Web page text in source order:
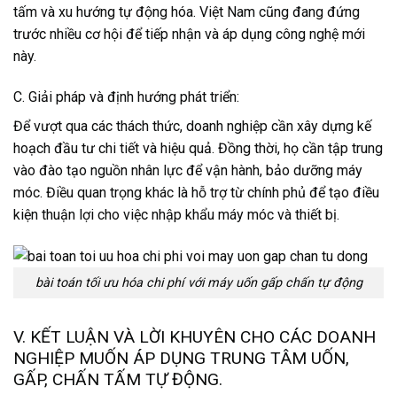
tấm và xu hướng tự động hóa. Việt Nam cũng đang đứng
trước nhiều cơ hội để tiếp nhận và áp dụng công nghệ mới
này.
C. Giải pháp và định hướng phát triển:
Để vượt qua các thách thức, doanh nghiệp cần xây dựng kế
hoạch đầu tư chi tiết và hiệu quả. Đồng thời, họ cần tập trung
vào đào tạo nguồn nhân lực để vận hành, bảo dưỡng máy
móc. Điều quan trọng khác là hỗ trợ từ chính phủ để tạo điều
kiện thuận lợi cho việc nhập khẩu máy móc và thiết bị.
bài toán tối ưu hóa chi phí với máy uốn gấp chấn tự động
V. KẾT LUẬN VÀ LỜI KHUYÊN CHO CÁC DOANH
NGHIỆP MUỐN ÁP DỤNG TRUNG TÂM UỐN,
GẤP, CHẤN TẤM TỰ ĐỘNG.